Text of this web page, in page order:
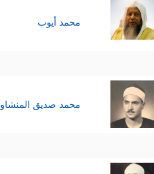
محمد أيوب
محمد صديق